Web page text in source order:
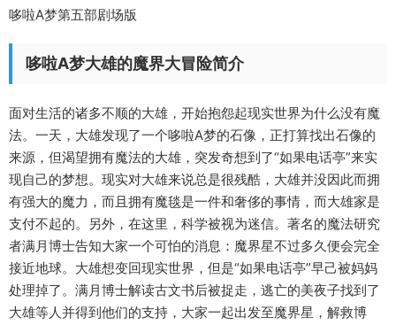
哆啦A梦第五部剧场版
哆啦A梦大雄的魔界大冒险简介
面对生活的诸多不顺的大雄，开始抱怨起现实世界为什么没有魔
法。一天，大雄发现了一个哆啦A梦的石像，正打算找出石像的
来源，但渴望拥有魔法的大雄，突发奇想到了“如果电话亭”来实
现自己的梦想。现实对大雄来说总是很残酷，大雄并没因此而拥
有强大的魔力，而且拥有魔毯是一件和奢侈的事情，而大雄家是
支付不起的。另外，在这里，科学被视为迷信。著名的魔法研究
者满月博士告知大家一个可怕的消息：魔界星不过多久便会完全
接近地球。大雄想变回现实世界，但是“如果电话亭”早己被妈妈
处理掉了。满月博士解读古文书后被捉走，逃亡的美夜子找到了
大雄等人并得到他们的支持，大家一起出发至魔界星，解救博